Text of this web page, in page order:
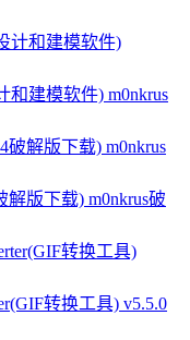
和建模软件) m0nkrus
解版下载) m0nkrus破
转换工具) v5.5.0